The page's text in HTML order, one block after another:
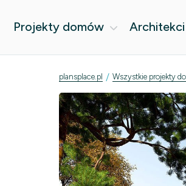
Projekty domów Architekci
plansplace.pl / Wszystkie projekty